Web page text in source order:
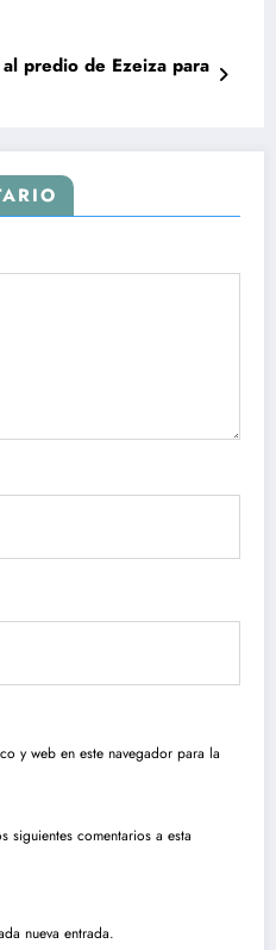
predio de Ezeiza para
y web en este navegador para la
comentarios a esta
nueva entrada.